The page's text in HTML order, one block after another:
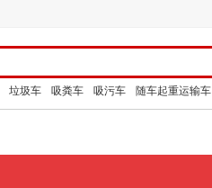
垃圾车 吸粪车 吸污车 随车起重运输车